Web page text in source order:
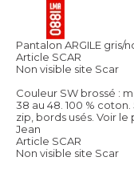
Pantalon ARGILE gris/
Article SCAR
Non visible site Scar
Couleur SW brossé :
38 au 48. 100 %
zip, bords usés. Voir le
Jean
Article SCAR
Non visible site Scar